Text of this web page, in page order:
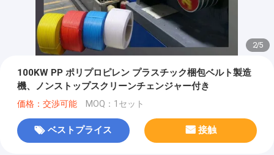
2/5
100KW PP ポリプロピレン プラスチック梱包ベルト製造
機、ノンストップスクリーンチェンジャー付き
価格：交渉可能 MOQ：1セット
ベストプライス 接触